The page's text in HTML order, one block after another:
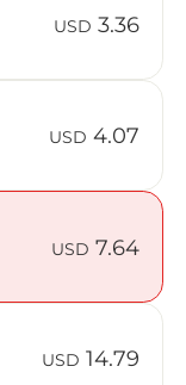
데
USD 3.36
USD 4.07
USD 7.64
USD 14.79